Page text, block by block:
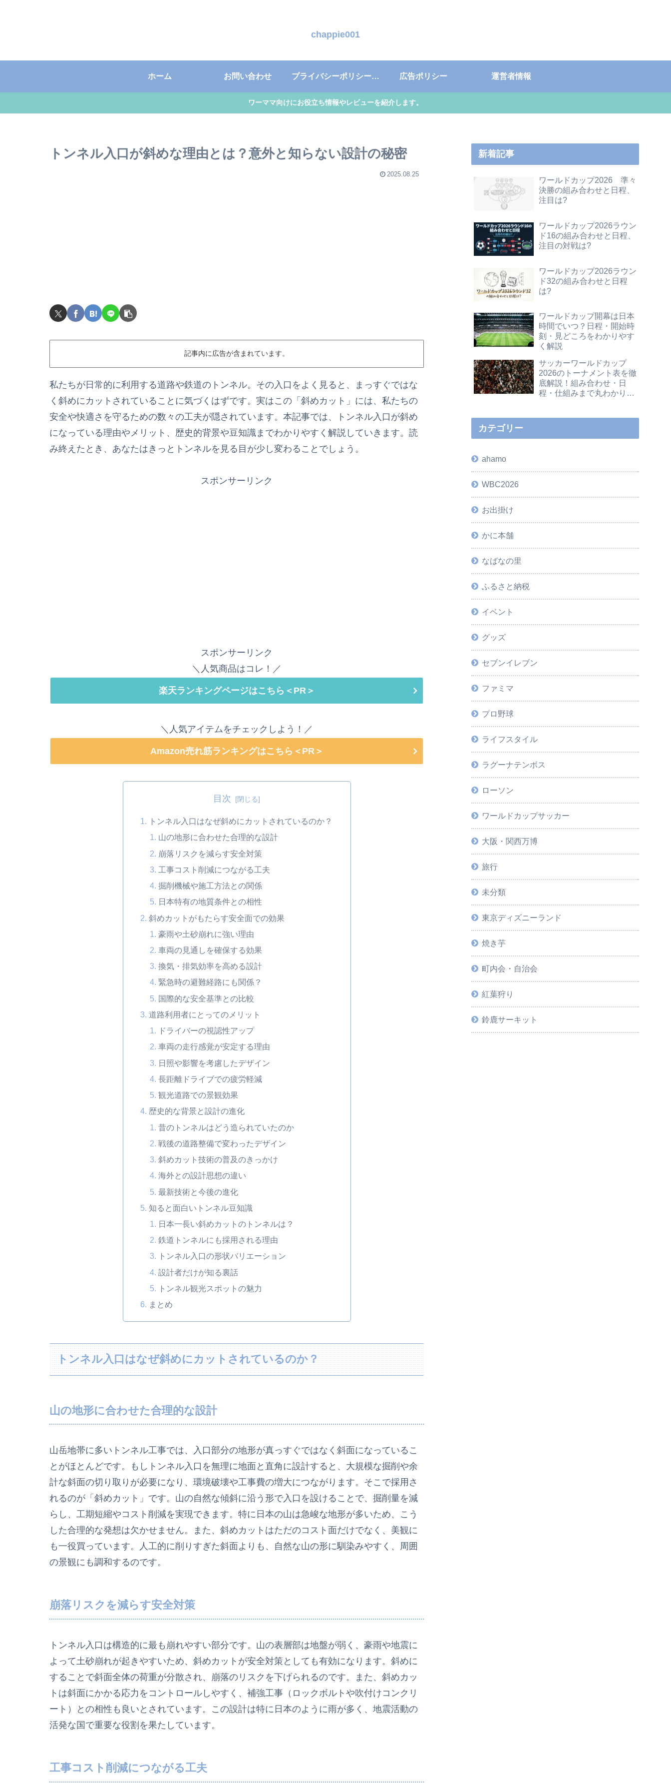
chappie001
ホーム お問い合わせ プライバシーポリシー・免責事項 広告ポリシー 運営者情報
ワーママ向けにお役立ち情報やレビューを紹介します。
トンネル入口が斜めな理由とは？意外と知らない設計の秘密
2025.08.25
記事内に広告が含まれています。
私たちが日常的に利用する道路や鉄道のトンネル。その入口をよく見ると、まっすぐではな
く斜めにカットされていることに気づくはずです。実はこの「斜めカット」には、私たちの
安全や快適さを守るための数々の工夫が隠されています。本記事では、トンネル入口が斜め
になっている理由やメリット、歴史的背景や豆知識までわかりやすく解説していきます。読
み終えたとき、あなたはきっとトンネルを見る目が少し変わることでしょう。
スポンサーリンク
スポンサーリンク
＼人気商品はコレ！／
楽天ランキングページはこちら＜PR＞
＼人気アイテムをチェックしよう！／
Amazon売れ筋ランキングはこちら＜PR＞
目次
トンネル入口はなぜ斜めにカットされているのか？
山の地形に合わせた合理的な設計
崩落リスクを減らす安全対策
工事コスト削減につながる工夫
掘削機械や施工方法との関係
日本特有の地質条件との相性
斜めカットがもたらす安全面での効果
豪雨や土砂崩れに強い理由
車両の見通しを確保する効果
換気・排気効率を高める設計
緊急時の避難経路にも関係？
国際的な安全基準との比較
道路利用者にとってのメリット
ドライバーの視認性アップ
車両の走行感覚が安定する理由
日照や影響を考慮したデザイン
長距離ドライブでの疲労軽減
観光道路での景観効果
歴史的な背景と設計の進化
昔のトンネルはどう造られていたのか
戦後の道路整備で変わったデザイン
斜めカット技術の普及のきっかけ
海外との設計思想の違い
最新技術と今後の進化
知ると面白いトンネル豆知識
日本一長い斜めカットのトンネルは？
鉄道トンネルにも採用される理由
トンネル入口の形状バリエーション
設計者だけが知る裏話
トンネル観光スポットの魅力
まとめ
トンネル入口はなぜ斜めにカットされているのか？
山の地形に合わせた合理的な設計
山岳地帯に多いトンネル工事では、入口部分の地形が真っすぐではなく斜面になっているこ
とがほとんどです。もしトンネル入口を無理に地面と直角に設計すると、大規模な掘削や余
計な斜面の切り取りが必要になり、環境破壊や工事費の増大につながります。そこで採用さ
れるのが「斜めカット」です。山の自然な傾斜に沿う形で入口を設けることで、掘削量を減
らし、工期短縮やコスト削減を実現できます。特に日本の山は急峻な地形が多いため、こう
した合理的な発想は欠かせません。また、斜めカットはただのコスト面だけでなく、美観に
も一役買っています。人工的に削りすぎた斜面よりも、自然な山の形に馴染みやすく、周囲
の景観にも調和するのです。
崩落リスクを減らす安全対策
トンネル入口は構造的に最も崩れやすい部分です。山の表層部は地盤が弱く、豪雨や地震に
よって土砂崩れが起きやすいため、斜めカットが安全対策としても有効になります。斜めに
することで斜面全体の荷重が分散され、崩落のリスクを下げられるのです。また、斜めカッ
トは斜面にかかる応力をコントロールしやすく、補強工事（ロックボルトや吹付けコンクリ
ート）との相性も良いとされています。この設計は特に日本のように雨が多く、地震活動の
活発な国で重要な役割を果たしています。
工事コスト削減につながる工夫
新着記事
ワールドカップ2026 準々
決勝の組み合わせと日程、
注目は?
ワールドカップ2026ラウン
ド16の組み合わせと日程、
注目の対戦は?
ワールドカップ2026ラウン
ド32の組み合わせと日程
は?
ワールドカップ開幕は日本
時間でいつ？日程・開始時
刻・見どころをわかりやす
く解説
サッカーワールドカップ
2026のトーナメント表を徹
底解説！組み合わせ・日
程・仕組みまで丸わかりガ
カテゴリー
ahamo
WBC2026
お出掛け
かに本舗
なばなの里
ふるさと納税
イベント
グッズ
セブンイレブン
ファミマ
プロ野球
ライフスタイル
ラグーナテンボス
ローソン
ワールドカップサッカー
大阪・関西万博
旅行
未分類
東京ディズニーランド
焼き芋
町内会・自治会
紅葉狩り
鈴鹿サーキット